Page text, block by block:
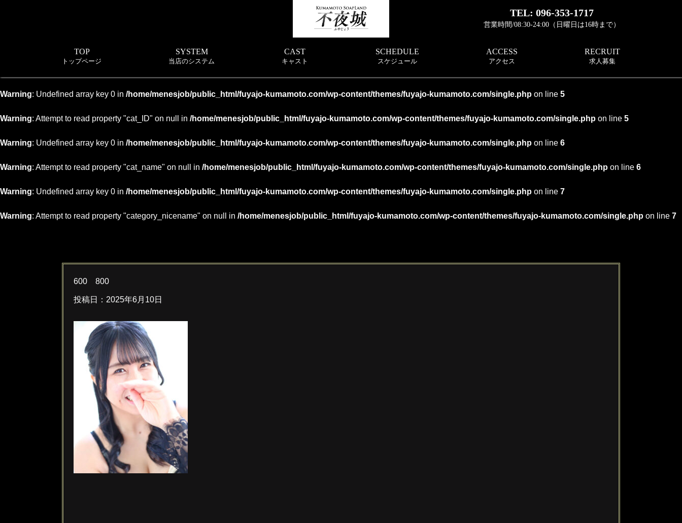
TEL: 096-353-1717
営業時間/08:30-24:00（日曜日は16時まで）
TOP
トップページ
SYSTEM
当店のシステム
CAST
キャスト
SCHEDULE
スケジュール
ACCESS
アクセス
RECRUIT
求人募集
Warning: Undefined array key 0 in /home/menesjob/public_html/fuyajo-kumamoto.com/wp-content/themes/fuyajo-kumamoto.com/single.php on line 5
Warning: Attempt to read property "cat_ID" on null in /home/menesjob/public_html/fuyajo-kumamoto.com/wp-content/themes/fuyajo-kumamoto.com/single.php on line 5
Warning: Undefined array key 0 in /home/menesjob/public_html/fuyajo-kumamoto.com/wp-content/themes/fuyajo-kumamoto.com/single.php on line 6
Warning: Attempt to read property "cat_name" on null in /home/menesjob/public_html/fuyajo-kumamoto.com/wp-content/themes/fuyajo-kumamoto.com/single.php on line 6
Warning: Undefined array key 0 in /home/menesjob/public_html/fuyajo-kumamoto.com/wp-content/themes/fuyajo-kumamoto.com/single.php on line 7
Warning: Attempt to read property "category_nicename" on null in /home/menesjob/public_html/fuyajo-kumamoto.com/wp-content/themes/fuyajo-kumamoto.com/single.php on line 7
600 800
投稿日： 2025年6月10日